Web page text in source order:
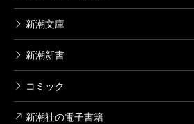
新潮文庫
新潮新書
コミック
新潮社の電子書籍